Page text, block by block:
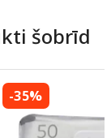
šobrīd
-35%